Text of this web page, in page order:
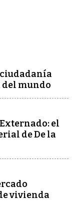
ciudadanía
mundo
el
de De la
vivienda